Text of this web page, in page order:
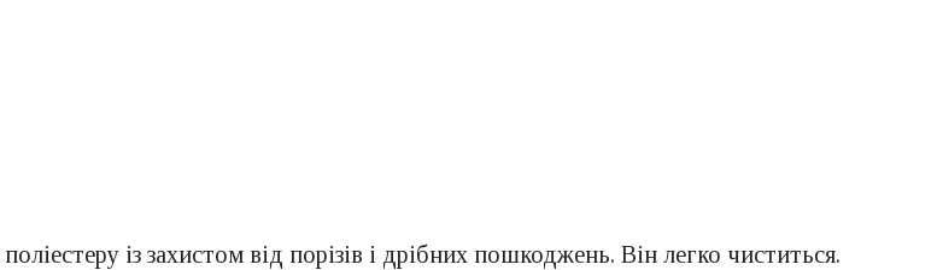
із захистом від порізів і дрібних пошкоджень. Він легко чиститься.